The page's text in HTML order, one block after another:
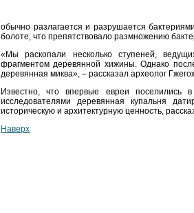
обычно разлагается и разрушается
болоте, что препятствовало размножению
«Мы раскопали несколько ступеней,
фрагментом деревянной хижины. Однако
деревянная миква», – рассказал археолог
Известно, что впервые евреи
исследователями деревянная купальня
историческую и архитектурную ценность,
Наверх